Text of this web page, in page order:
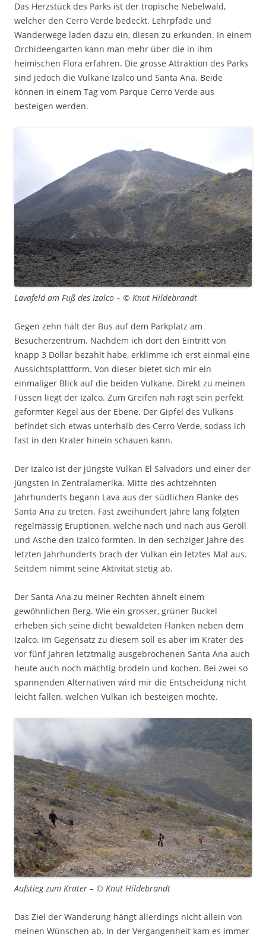
Das Herzstück des Parks ist der tropische Nebelwald,
welcher den Cerro Verde bedeckt. Lehrpfade und
Wanderwege laden dazu ein, diesen zu erkunden. In einem
Orchideengarten kann man mehr über die in ihm
heimischen Flora erfahren. Die grosse Attraktion des Parks
sind jedoch die Vulkane Izalco und Santa Ana. Beide
können in einem Tag vom Parque Cerro Verde aus
besteigen werden.
Lavafeld am Fuß des Izalco – © Knut Hildebrandt
Gegen zehn hält der Bus auf dem Parkplatz am
Besucherzentrum. Nachdem ich dort den Eintritt von
knapp 3 Dollar bezahlt habe, erklimme ich erst einmal eine
Aussichtsplattform. Von dieser bietet sich mir ein
einmaliger Blick auf die beiden Vulkane. Direkt zu meinen
Füssen liegt der Izalco. Zum Greifen nah ragt sein perfekt
geformter Kegel aus der Ebene. Der Gipfel des Vulkans
befindet sich etwas unterhalb des Cerro Verde, sodass ich
fast in den Krater hinein schauen kann.
Der Izalco ist der jüngste Vulkan El Salvadors und einer der
jüngsten in Zentralamerika. Mitte des achtzehnten
Jahrhunderts begann Lava aus der südlichen Flanke des
Santa Ana zu treten. Fast zweihundert Jahre lang folgten
regelmässig Eruptionen, welche nach und nach aus Geröll
und Asche den Izalco formten. In den sechziger Jahre des
letzten Jahrhunderts brach der Vulkan ein letztes Mal aus.
Seitdem nimmt seine Aktivität stetig ab.
Der Santa Ana zu meiner Rechten ähnelt einem
gewöhnlichen Berg. Wie ein grosser, grüner Buckel
erheben sich seine dicht bewaldeten Flanken neben dem
Izalco. Im Gegensatz zu diesem soll es aber im Krater des
vor fünf Jahren letztmalig ausgebrochenen Santa Ana auch
heute auch noch mächtig brodeln und kochen. Bei zwei so
spannenden Alternativen wird mir die Entscheidung nicht
leicht fallen, welchen Vulkan ich besteigen möchte.
Aufstieg zum Krater – © Knut Hildebrandt
Das Ziel der Wanderung hängt allerdings nicht allein von
meinen Wünschen ab. In der Vergangenheit kam es immer